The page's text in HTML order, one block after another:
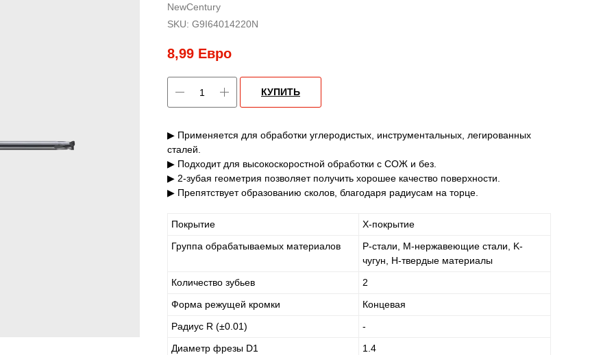
NewCentury
SKU: G9I64014220N
8,99 Евро
КУПИТЬ
▶ Применяется для обработки углеродистых, инструментальных, легированных
сталей.
▶ Подходит для высокоскоростной обработки с СОЖ и без.
▶ 2-зубая геометрия позволяет получить хорошее качество поверхности.
▶ Препятствует образованию сколов, благодаря радиусам на торце.
Покрытие
X-покрытие
Группа обрабатываемых материалов
P-стали, M-нержавеющие стали, K-
чугун, H-твердые материалы
Количество зубьев
2
Форма режущей кромки
Концевая
Радиус R (±0.01)
-
Диаметр фрезы D1
1.4